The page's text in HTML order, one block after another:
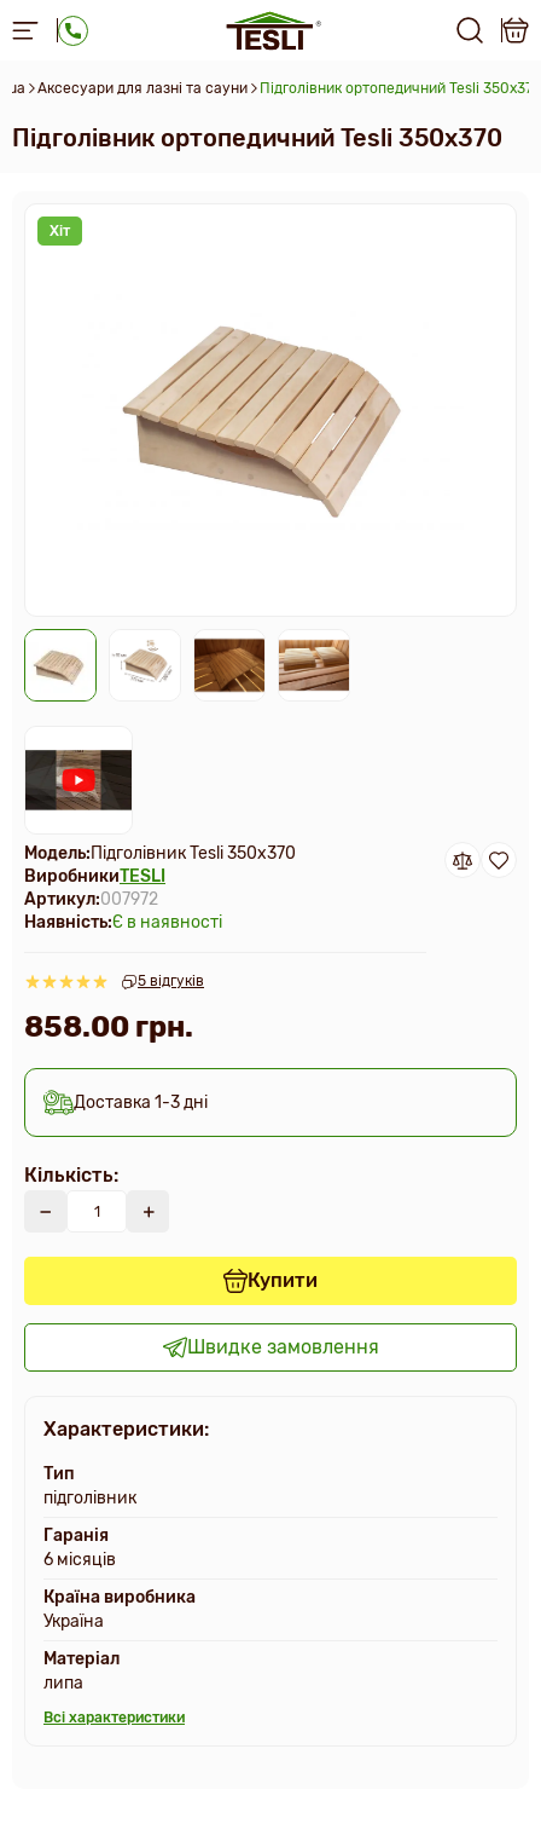
Аксесуари для лазні та сауни Підголівник ортопедичний Tesli 350х370
Підголівник ортопедичний Tesli 350х370
Хіт
Модель:Підголівник Tesli 350х370
ВиробникиTESLI
Артикул:007972
Наявність:Є в наявності
Доставка 1-3 дні
5 відгуків
858.00 грн.
Кількість:
Купити
Швидке замовлення
Характеристики:
Тип
підголівник
Гаранія
6 місяців
Країна виробника
Україна
Матеріал
липа
Всі характеристики